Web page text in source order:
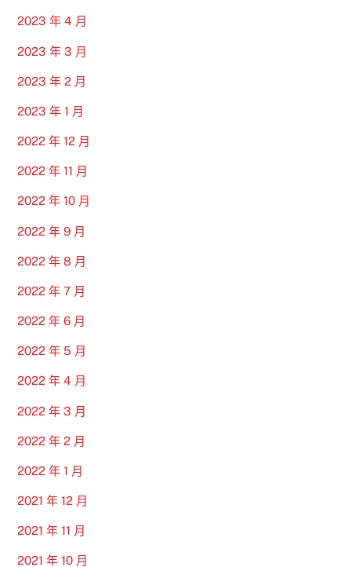
2023 年 4 月
2023 年 3 月
2023 年 2 月
2023 年 1 月
2022 年 12 月
2022 年 11 月
2022 年 10 月
2022 年 9 月
2022 年 8 月
2022 年 7 月
2022 年 6 月
2022 年 5 月
2022 年 4 月
2022 年 3 月
2022 年 2 月
2022 年 1 月
2021 年 12 月
2021 年 11 月
2021 年 10 月